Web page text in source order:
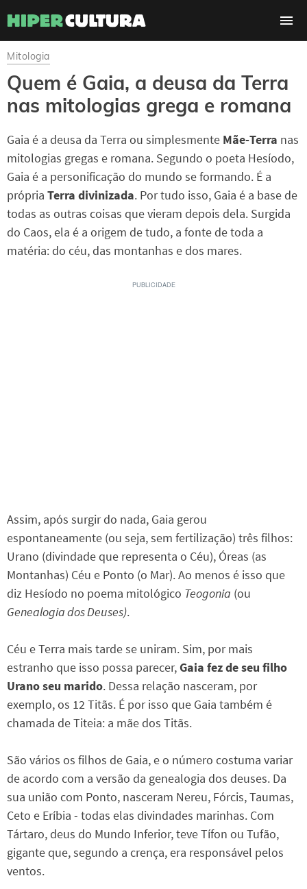
Mitologia
Quem é Gaia, a deusa da Terra
nas mitologias grega e romana
Gaia é a deusa da Terra ou simplesmente Mãe-Terra nas
mitologias gregas e romana. Segundo o poeta Hesíodo,
Gaia é a personificação do mundo se formando. É a
própria Terra divinizada. Por tudo isso, Gaia é a base de
todas as outras coisas que vieram depois dela. Surgida
do Caos, ela é a origem de tudo, a fonte de toda a
matéria: do céu, das montanhas e dos mares.
Assim, após surgir do nada, Gaia gerou
espontaneamente (ou seja, sem fertilização) três filhos:
Urano (divindade que representa o Céu), Óreas (as
Montanhas) Céu e Ponto (o Mar). Ao menos é isso que
diz Hesíodo no poema mitológico Teogonia (ou
Genealogia dos Deuses).
Céu e Terra mais tarde se uniram. Sim, por mais
estranho que isso possa parecer,Gaia fez de seu filho
Urano seu marido. Dessa relação nasceram, por
exemplo, os 12 Titãs. É por isso que Gaia também é
chamada de Titeia: a mãe dos Titãs.
São vários os filhos de Gaia, e o número costuma variar
de acordo com a versão da genealogia dos deuses. Da
sua união com Ponto, nasceram Nereu, Fórcis, Taumas,
Ceto e Eríbia - todas elas divindades marinhas. Com
Tártaro, deus do Mundo Inferior, teve Tífon ou Tufão,
gigante que, segundo a crença, era responsável pelos
ventos.